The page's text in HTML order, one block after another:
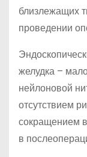
близлежащих
проведении
желудка –
нейлоновой
отсутствием
сокращением
в